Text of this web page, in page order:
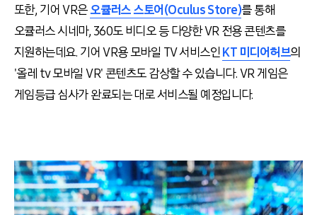
또한, 기어 VR은오큘러스 스토어(Oculus Store)를 통해
오큘러스 시네마, 360도 비디오 등 다양한 VR 전용 콘텐츠를
지원하는데요. 기어 VR용 모바일 TV 서비스인KT 미디어허브의
'올레 tv 모바일 VR' 콘텐츠도 감상할 수 있습니다. VR 게임은
게임등급 심사가 완료되는 대로 서비스될 예정입니다.